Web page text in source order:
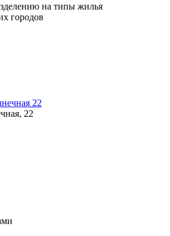
на типы жилья
городов
22
22